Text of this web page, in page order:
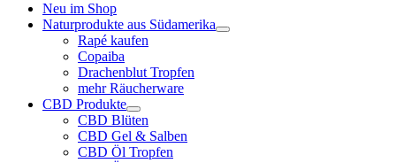
Neu im Shop
Naturprodukte aus Südamerika
Rapé kaufen
Copaiba
Drachenblut Tropfen
mehr Räucherware
CBD Produkte
CBD Blüten
CBD Gel & Salben
CBD Öl Tropfen